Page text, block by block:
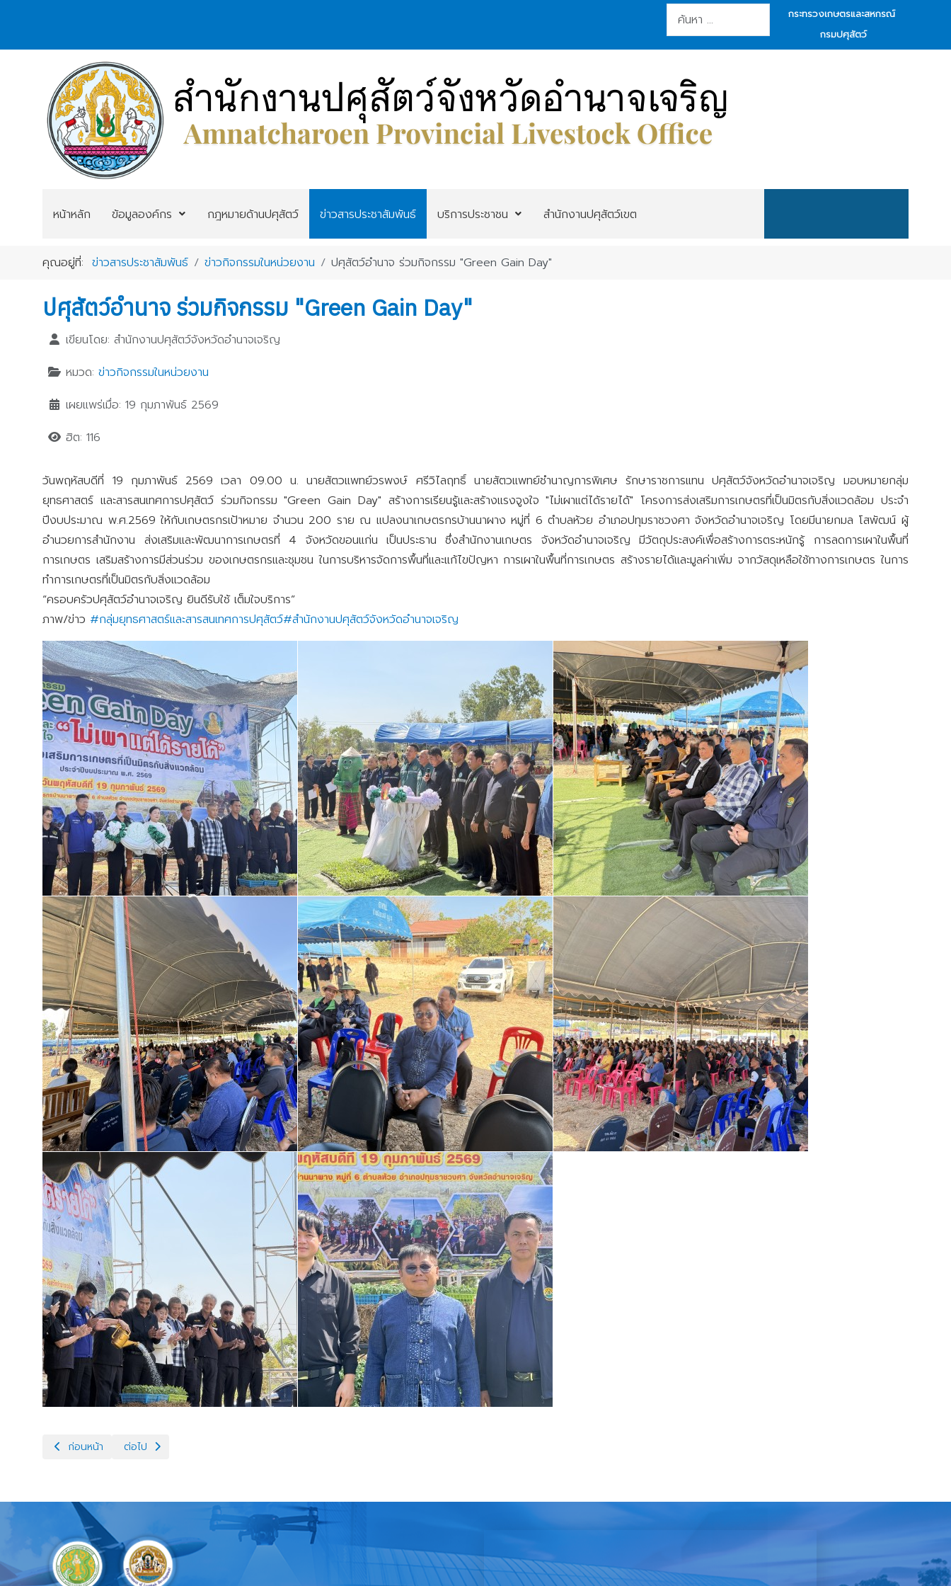
การค้นหา
กระทรวงเกษตรและสหกรณ์
กรมปศุสัตว์
หน้าหลัก ข้อมูลองค์กร กฎหมายด้านปศุสัตว์ ข่าวสารประชาสัมพันธ์ บริการประชาชน สำนักงานปศุสัตว์เขต
คุณอยู่ที่:ข่าวสารประชาสัมพันธ์ ข่าวกิจกรรมในหน่วยงาน ปศุสัตว์อำนาจ ร่วมกิจกรรม "Green Gain Day"
ปศุสัตว์อำนาจ ร่วมกิจกรรม "Green Gain Day"
เขียนโดย: สำนักงานปศุสัตว์จังหวัดอำนาจเจริญ
หมวด:ข่าวกิจกรรมในหน่วยงาน
เผยแพร่เมื่อ: 19 กุมภาพันธ์ 2569
ฮิต: 116
วันพฤหัสบดีที่ 19 กุมภาพันธ์ 2569 เวลา 09.00 น. นายสัตวแพทย์วรพงษ์ ศรีวิไลฤทธิ์ นายสัตวแพทย์ชำนาญการพิเศษ รักษาราชการแทน ปศุสัตว์จังหวัดอำนาจเจริญ มอบหมายกลุ่ม
ยุทธศาสตร์ และสารสนเทศการปศุสัตว์ ร่วมกิจกรรม "Green Gain Day" สร้างการเรียนรู้และสร้างแรงจูงใจ "ไม่เผาแต่ได้รายได้" โครงการส่งเสริมการเกษตรที่เป็นมิตรกับสิ่งแวดล้อม ประจำ
ปีงบประมาณ พ.ศ.2569 ให้กับเกษตรกรเป้าหมาย จำนวน 200 ราย ณ แปลงนาเกษตรกรบ้านนาผาง หมู่ที่ 6 ตำบลห้วย อำเภอปทุมราชวงศา จังหวัดอำนาจเจริญ โดยมีนายกมล โสพัฒน์ ผู้
อำนวยการสำนักงาน ส่งเสริมและพัฒนาการเกษตรที่ 4 จังหวัดขอนแก่น เป็นประธาน ซึ่งสำนักงานเกษตร จังหวัดอำนาจเจริญ มีวัตถุประสงค์เพื่อสร้างการตระหนักรู้ การลดการเผาในพื้นที่
การเกษตร เสริมสร้างการมีส่วนร่วม ของเกษตรกรและชุมชน ในการบริหารจัดการพื้นที่และแก้ไขปัญหา การเผาในพื้นที่การเกษตร สร้างรายได้และมูลค่าเพิ่ม จากวัสดุเหลือใช้ทางการเกษตร ในการ
ทำการเกษตรที่เป็นมิตรกับสิ่งแวดล้อม
“ครอบครัวปศุสัตว์อำนาจเจริญ ยินดีรับใช้ เต็มใจบริการ”
ภาพ/ข่าว #กลุ่มยุทธศาสตร์และสารสนเทศการปศุสัตว์#สำนักงานปศุสัตว์จังหวัดอำนาจเจริญ
เนื้อหาก่อนหน้า: ปศุสัตว์อำนาจ!!! ร่วมประชุมคณะทำงานเพื่อการพิจารณาวาระการประชุมคณะอนุกรรมการส่งเสริมและพัฒนาคุณภาพ ชีวิตคนพิการประจำจังหวัดอำนาจเจริญ ครั้งที่ 2/2569
ก่อนหน้า เนื้อหาถัดไป: ปศุสัตว์อำนาจ!!!ตรวจเยี่ยมและติดตามการดำเนินงาน
ต่อไป